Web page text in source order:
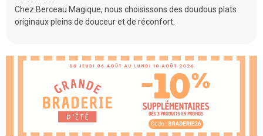
Chez Berceau Magique, nous choisissons des doudous plats
originaux pleins de douceur et de réconfort.